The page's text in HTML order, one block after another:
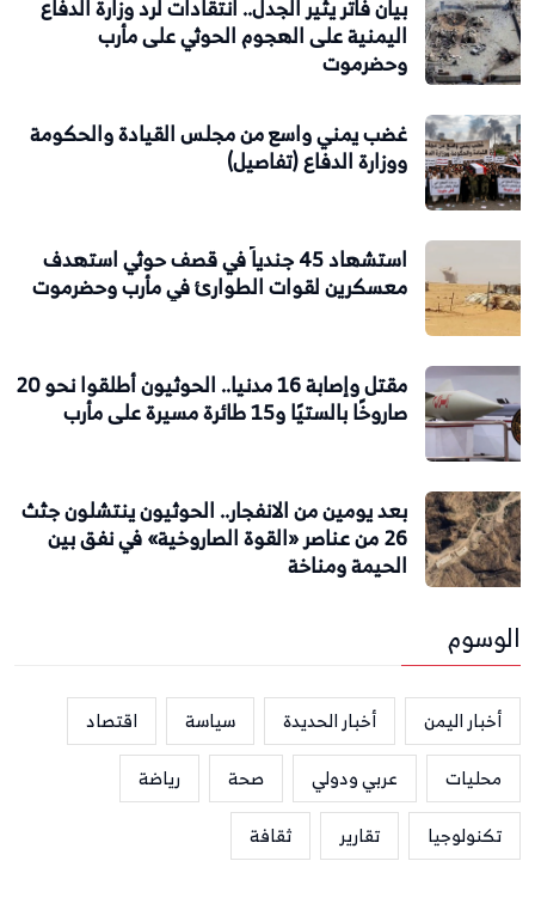
بيان فاتر يثير الجدل.. انتقادات لرد وزارة الدفاع
اليمنية على الهجوم الحوثي على مأرب
وحضرموت
غضب يمني واسع من مجلس القيادة والحكومة
ووزارة الدفاع (تفاصيل)
استشهاد 45 جندياً في قصف حوثي استهدف
معسكرين لقوات الطوارئ في مأرب وحضرموت
مقتل وإصابة 16 مدنيا.. الحوثيون أطلقوا نحو 20
صاروخًا بالستيًا و15 طائرة مسيرة على مأرب
بعد يومين من الانفجار.. الحوثيون ينتشلون جثث
26 من عناصر «القوة الصاروخية» في نفق بين
الحيمة ومناخة
الوسوم
أخبار اليمن أخبار الحديدة سياسة
اقتصاد
محليات
عربي ودولي صحة
رياضة
تكنولوجيا
تقارير ثقافة